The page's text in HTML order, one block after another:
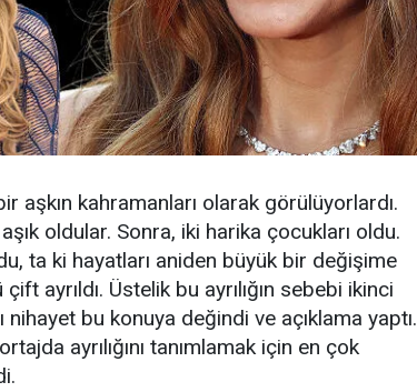
aşkın kahramanları olarak görülüyorlardı.
oldular. Sonra, iki harika çocukları oldu.
ta ki hayatları aniden büyük bir değişime
ayrıldı. Üstelik bu ayrılığın sebebi ikinci
nihayet bu konuya değindi ve açıklama yaptı.
ayrılığını tanımlamak için en çok